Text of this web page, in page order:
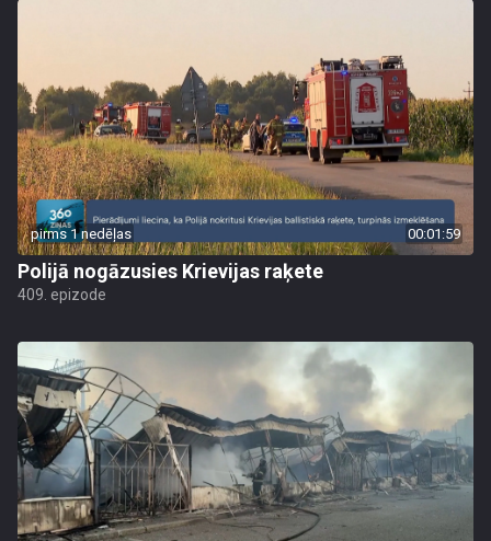
pirms 1 nedēļas 00:01:59
Polijā nogāzusies Krievijas raķete
409. epizode